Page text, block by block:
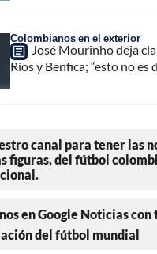
Colombianos en el exterior
José Mourinho deja
Ríos y Benfica; “esto no es
canal para tener las
figuras, del fútbol
en Google Noticias con
del fútbol mundial